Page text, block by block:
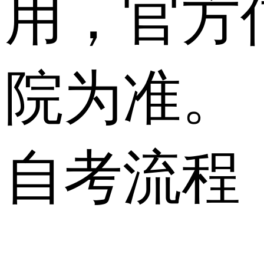
用，官方
院为准。
自考流程